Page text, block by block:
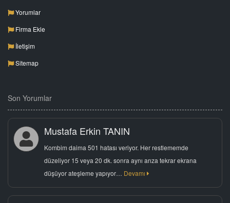
Yorumlar
Firma Ekle
İletişim
Sitemap
Son Yorumlar
Mustafa Erkin TANIN
Kombim daima 501 hatası veriyor. Her restlememde
düzeliyor 15 veya 20 dk. sonra aynı arıza tekrar ekrana
düşüyor ateşleme yapıyor… Devamı